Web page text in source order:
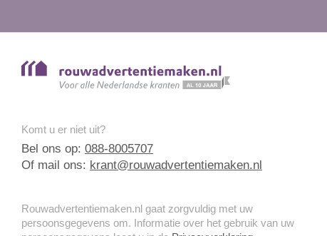
Komt u er niet uit?
Bel ons op: 088-8005707
Of mail ons: krant@rouwadvertentiemaken.nl
Rouwadvertentiemaken.nl gaat zorgvuldig met uw
persoonsgegevens om. Informatie over het gebruik van uw